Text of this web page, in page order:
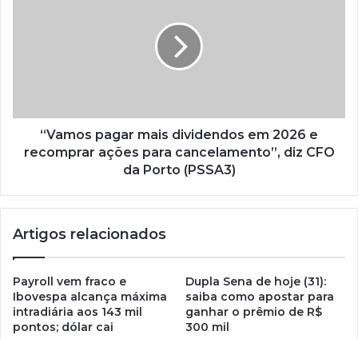
“Vamos pagar mais dividendos em 2026 e
recomprar ações para cancelamento”, diz CFO
da Porto (PSSA3)
Artigos relacionados
Payroll vem fraco e
Ibovespa alcança máxima
intradiária aos 143 mil
pontos; dólar cai
Dupla Sena de hoje (31):
saiba como apostar para
ganhar o prêmio de R$
300 mil